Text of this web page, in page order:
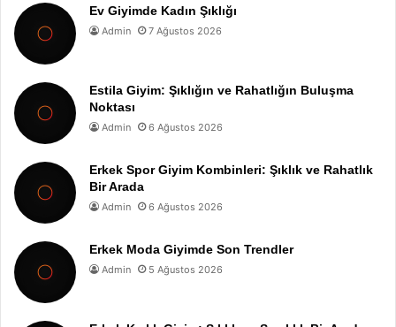
Ev Giyimde Kadın Şıklığı
Admin 7 Ağustos 2026
Estila Giyim: Şıklığın ve Rahatlığın Buluşma
Noktası
Admin 6 Ağustos 2026
Erkek Spor Giyim Kombinleri: Şıklık ve Rahatlık
Bir Arada
Admin 6 Ağustos 2026
Erkek Moda Giyimde Son Trendler
Admin 5 Ağustos 2026